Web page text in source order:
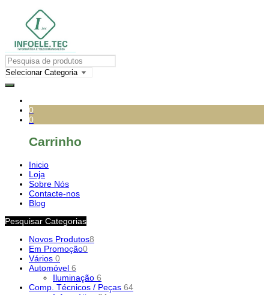
0
0
Carrinho
Inicio
Loja
Sobre Nós
Contacte-nos
Blog
Pesquisar Categorias
Novos Produtos8
Em Promoção0
Vários 0
Automóvel 6
Iluminação 6
Comp. Técnicos / Peças 64